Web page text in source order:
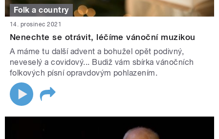
Folk a country
14. prosinec 2021
Nenechte se otrávit, léčíme vánoční muzikou
A máme tu další advent a bohužel opět podivný,
neveselý a covidový... Budiž vám sbírka vánočních
folkových písní opravdovým pohlazením.